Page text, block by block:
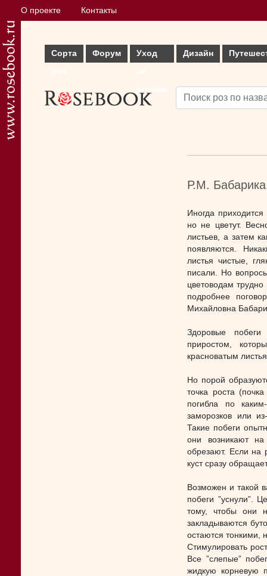
О проекте Контакты
Сорта
Форум
Уход
Дизайн
Р.М.
Иногда
но не цветут.
листьев, а затем
появляются.
листья чистые,
писали. Но
цветоводам
подробнее
Михайловна
Здоровые
приростом,
красноватым
Но порой
точка роста
погибла по
заморозков или
Такие побеги
они возникают
обрезают. Если на
куст сразу
Возможен и такой
побеги ”уснули”.
тому, чтобы они
закладываются
остаются тонкими,
Стимулировать
Все ”слепые”
жидкую корневую